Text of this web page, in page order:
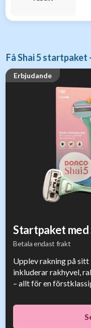
Få Shai 5
Erbjudande
Startpaket med
Betala endast frakt
Upplev rakning på sitt
inkluderar rakhyvel,
– allt för en